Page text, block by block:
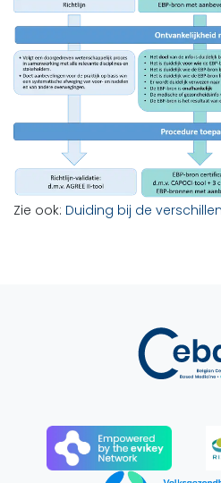
Zie ook: Duiding bij de